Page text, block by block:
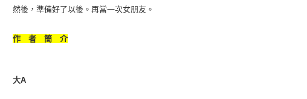
然後，準備好了以後。再當一次女朋友。
作 者 簡 介
大A